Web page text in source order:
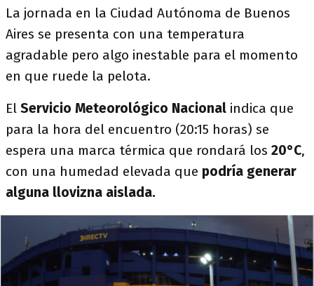
La jornada en la Ciudad Autónoma de Buenos
Aires se presenta con una temperatura
agradable pero algo inestable para el momento
en que ruede la pelota.
El Servicio Meteorológico Nacional indica que
para la hora del encuentro (20:15 horas) se
espera una marca térmica que rondará los 20°C,
con una humedad elevada que podría generar
alguna llovizna aislada.